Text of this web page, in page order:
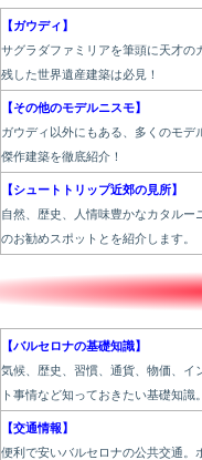
【ガウディ】
サグラダファミリアを筆頭に天才の
残した世界遺産建築は必見！
【その他のモデルニスモ】
ガウディ以外にもある、多くのモデ
傑作建築を徹底紹介！
【シュートトリップ近郊の見所】
自然、歴史、人情味豊かなカタルー
のお勧めスポットとを紹介します。
【バルセロナの基礎知識】
気候、歴史、習慣、通貨、物価、イ
ト事情など知っておきたい基礎知識。
【交通情報】
便利で安いバルセロナの公共交通。